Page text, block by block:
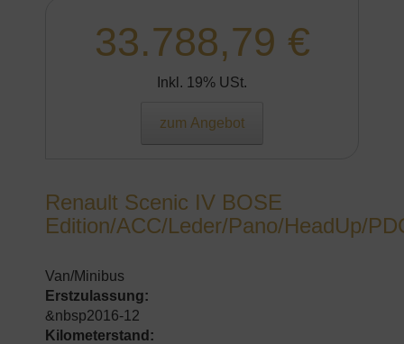
33.788,79 €
Inkl. 19% USt.
zum Angebot
Renault Scenic IV BOSE
Edition/ACC/Leder/Pano/HeadUp/
Van/Minibus
Erstzulassung:
&nbsp2016-12
Kilometerstand: